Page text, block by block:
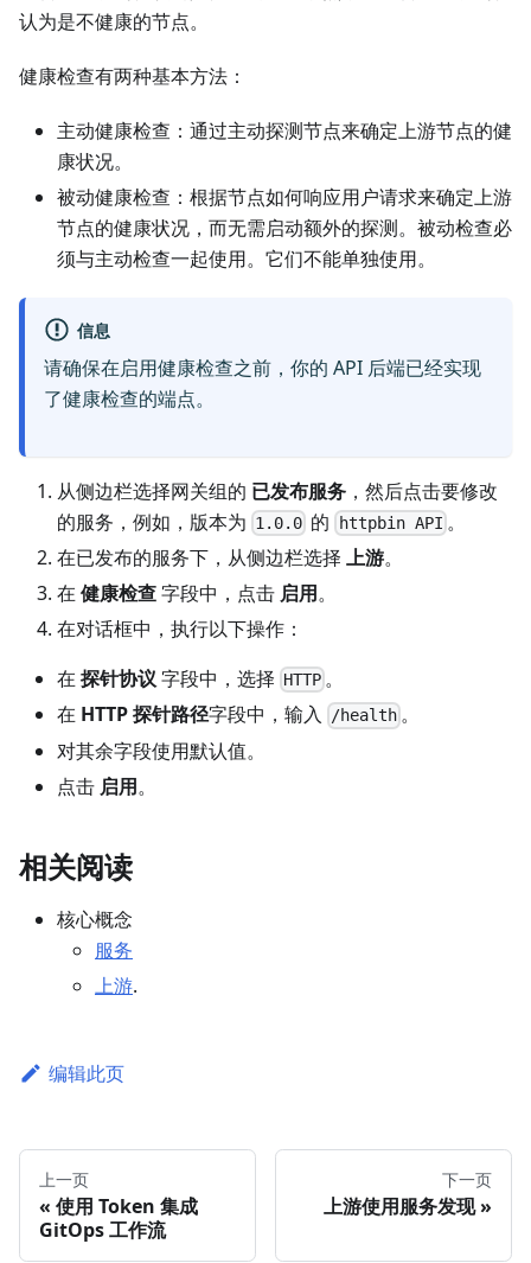
认为是不健康的节点。
健康检查有两种基本方法：
主动健康检查：通过主动探测节点来确定上游节点的健
康状况。
被动健康检查：根据节点如何响应用户请求来确定上游
节点的健康状况，而无需启动额外的探测。被动检查必
须与主动检查一起使用。它们不能单独使用。
信息
请确保在启用健康检查之前，你的 API 后端已经实现
了健康检查的端点。
从侧边栏选择网关组的 已发布服务 ，然后点击要修改
的服务，例如，版本为 1.0.0 的 httpbin API 。
在已发布的服务下，从侧边栏选择 上游。
在 健康检查字段中，点击 启用。
在对话框中，执行以下操作：
在 探针协议 字段中，选择 HTTP 。
在 HTTP 探针路径字段中，输入 /health 。
对其余字段使用默认值。
点击 启用。
相关阅读
核心概念
服务
上游.
编辑此页
上一页
使用 Token 集成
GitOps 工作流
下一页
上游使用服务发现